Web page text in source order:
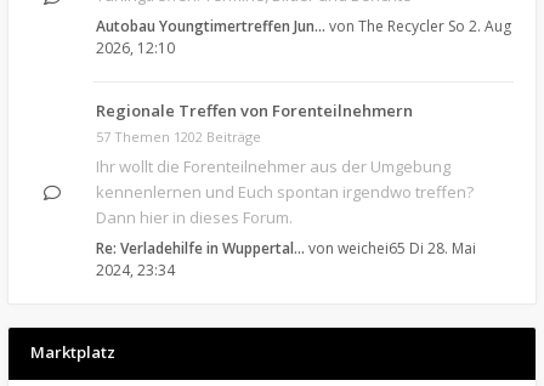
Autobau Youngtimertreffen Jun… von The Recycler So 2. Aug
2026, 12:10
Regionale Treffen von Forenteilnehmern
57 Themen 1202 Beiträge
Ihr wollt die Forenteilnehmer aus der Umgebung
kennenlernen und Euch spontan irgendwo treffen?
Dann hier in dieses Forum.
Re: Verladehilfe in Wuppertal… von weichei65 Di 28. Mai
2024, 23:34
Marktplatz